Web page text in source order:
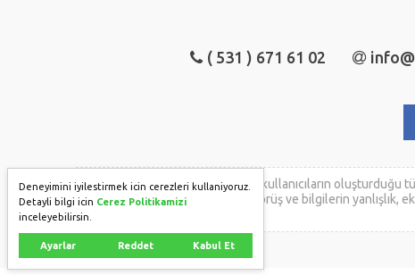
( 531 ) 671 61 02
acilensatilik.com'dayer alan kullanıcıların oluşturduğu
kullanıcıya aittir. Bu içeriğin, görüş ve bilgilerin yanlışlık,
Deneyimini iyilestirmek icin cerezleri kullaniyoruz.
Detayli bilgi icin Cerez Politikamizi
inceleyebilirsin.
Ayarlar Reddet Kabul Et